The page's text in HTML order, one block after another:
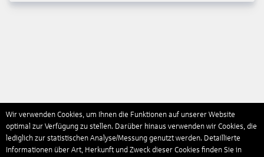
Wir verwenden Cookies, um Ihnen die Funktionen auf unserer Website
optimal zur Verfügung zu stellen. Darüber hinaus verwenden wir Cookies, die
lediglich zur statistischen Analyse/Messung genutzt werden. Detaillierte
Informationen über Art, Herkunft und Zweck dieser Cookies finden Sie in